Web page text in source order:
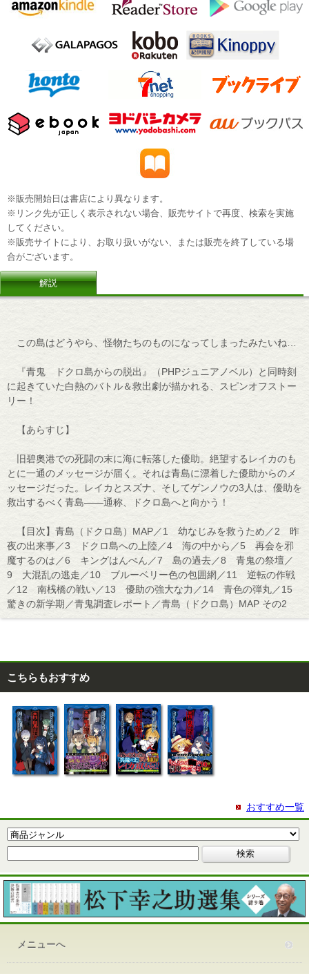
※販売開始日は書店により異なります。
※リンク先が正しく表示されない場合、販売サイトで再度、検索を実施
してください。
※販売サイトにより、お取り扱いがない、または販売を終了している場
合がございます。
解説
この島はどうやら、怪物たちのものになってしまったみたいね…
『青鬼 ドクロ島からの脱出』（PHPジュニアノベル）と同時刻
に起きていた白熱のバトル＆救出劇が描かれる、スピンオフストー
リー！
【あらすじ】
旧碧奧港での死闘の末に海に転落した優助。絶望するレイカのも
とに一通のメッセージが届く。それは青島に漂着した優助からのメ
ッセージだった。レイカとスズナ、そしてゲンノウの3人は、優助を
救出するべく青島――通称、ドクロ島へと向かう！
【目次】青島（ドクロ島）MAP／1 幼なじみを救うため／2 昨
夜の出来事／3 ドクロ島への上陸／4 海の中から／5 再会を邪
魔するのは／6 キングはんぺん／7 島の過去／8 青鬼の祭壇／
9 大混乱の逃走／10 ブルーベリー色の包囲網／11 逆転の作戦
／12 南桟橋の戦い／13 優助の強大な力／14 青色の弾丸／15
驚きの新学期／青鬼調査レポート／青島（ドクロ島）MAP その2
こちらもおすすめ
おすすめ一覧
メニューへ